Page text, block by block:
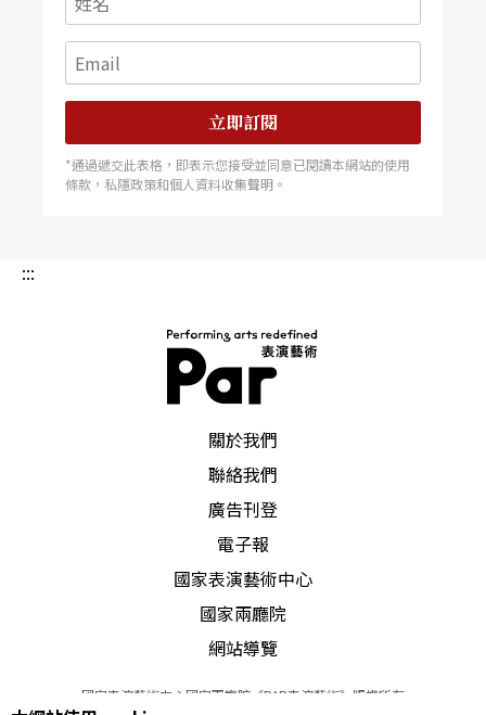
作。 然而，這些訓練並未將她導向純粹形式的抽
象探索。相反地，她逐漸意識到，自己無法在沒有
滿直擊內心且神秘的魅力，但它本質上是無聲的。
而當我試圖處理複雜題材時，我不希望這成為阻
礙。」也因此，她的作品愈發朝向結合語言、戲
立即訂閱
*通過遞交此表格，即表示您接受並同意已閱讀本網站的使用
條款，私隱政策和個人資料收集聲明。
:::
關於我們
聯絡我們
廣告刊登
電子報
國家表演藝術中心
國家兩廳院
網站導覽
國家表演藝術中心國家兩廳院《PAR表演藝術》版權所有